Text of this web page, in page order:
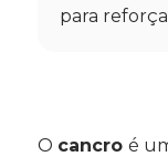
para
O cancro é